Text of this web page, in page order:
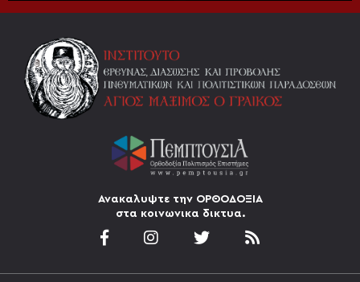
Ανακαλυψτε την ΟΡΘΟΔΟΞΙΑ
στα κοινωνικα δικτυα.